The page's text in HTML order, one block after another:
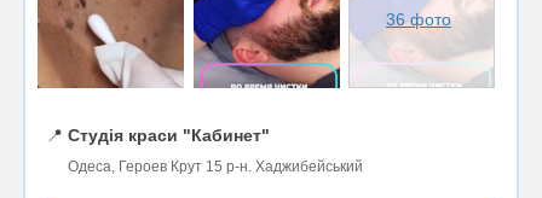
36 фото
📍 Студія краси "Кабинет"
Одеса, Героев Крут 15 р-н. Хаджибейський